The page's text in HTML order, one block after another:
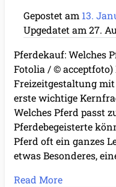
Gepostet am 13.
Upgedatet am 27.
Pferdekauf: Welches
Fotolia / ©
Freizeitgestaltung
erste wichtige
Welches Pferd passt
Pferdebegeisterte
Pferd oft ein ganzes
etwas Besonderes,
Read More